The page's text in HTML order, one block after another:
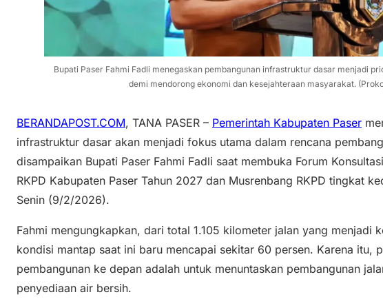
Bupati Paser Fahmi Fadli menegaskan pembangunan infrastruktur dasar menjadi
demi mendorong ekonomi dan kesejahteraan masyarakat.
BERANDAPOST.COM, TANA PASER – Pemerintah Kabupaten Paser
infrastruktur dasar akan menjadi fokus utama dalam rencana
disampaikan Bupati Paser Fahmi Fadli saat membuka Forum
RKPD Kabupaten Paser Tahun 2027 dan Musrenbang RKPD tingkat
Senin (9/2/2026).
Fahmi mengungkapkan, dari total 1.105 kilometer jalan yang menjadi
kondisi mantap saat ini baru mencapai sekitar 60 persen. Karena itu,
pembangunan ke depan adalah untuk menuntaskan pembangunan
penyediaan air bersih.